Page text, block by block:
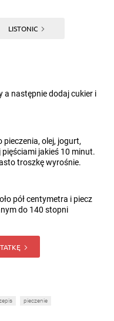
LISTONIC
a następnie dodaj cukier i
pieczenia, olej, jogurt,
jakieś 10 minut.
troszkę wyrośnie.
pół centymetra i piecz
do 140 stopni
pieczenie